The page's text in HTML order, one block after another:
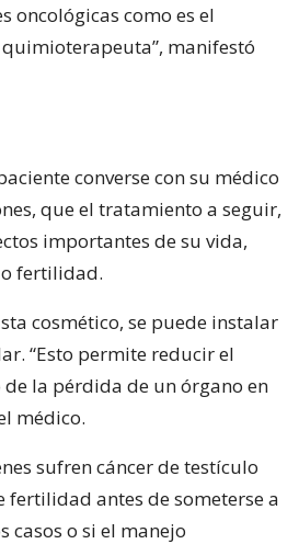
oncológicas como es el
manifestó
converse con su médico
que el tratamiento a seguir,
importantes de su vida,
fertilidad.
cosmético, se puede instalar
“Esto permite reducir el
la pérdida de un órgano en
médico.
sufren cáncer de testículo
fertilidad antes de someterse a
casos o si el manejo